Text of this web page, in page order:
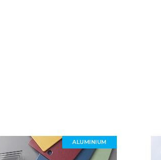
ALUMINIUM